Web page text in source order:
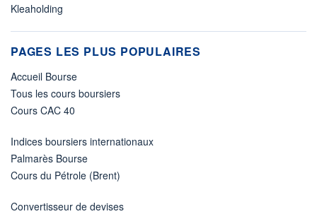
Kleaholding
PAGES LES PLUS POPULAIRES
Accueil Bourse
Tous les cours boursiers
Cours CAC 40
Indices boursiers internationaux
Palmarès Bourse
Cours du Pétrole (Brent)
Convertisseur de devises